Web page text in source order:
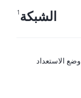
الشبكة 1
وضع الاستعداد